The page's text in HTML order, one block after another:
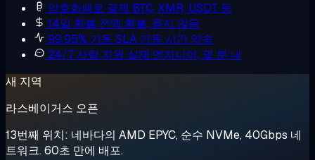
암호화폐로 결제 BTC, XMR, USDT 등
14일 환불 전액 환불, 묻지 않음
99.95% 가동 SLA 가동 시간 약속
24/7 사람 지원 실제 엔지니어, 몇 분 내
새 지역
라스베이거스 오픈
13번째 위치: 네바다의 AMD EPYC, 순수 NVMe, 40Gbps 네
트워크. 60초 만에 배포.